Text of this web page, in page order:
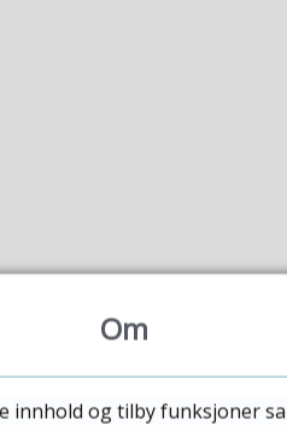
Om
og tilby funksjoner